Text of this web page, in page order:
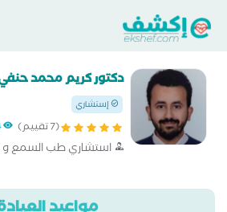
دكتور كريم محمد
إستشاري
(7 تقييم)
استشاري طب السمع و